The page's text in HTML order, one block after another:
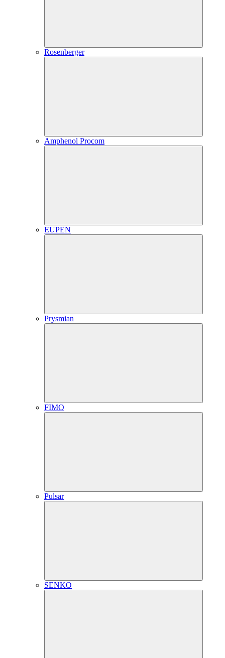
Rosenberger
Amphenol Procom
EUPEN
Prysmian
FIMO
Pulsar
SENKO